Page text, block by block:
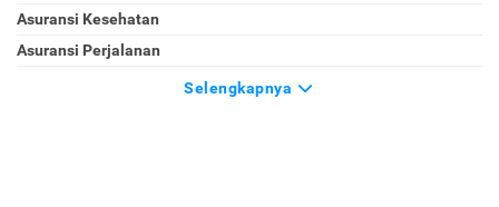
Asuransi Kesehatan
Asuransi Perjalanan
Selengkapnya